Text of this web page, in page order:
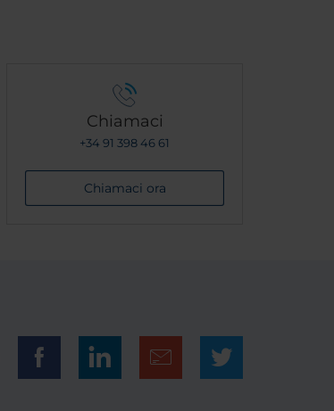
Chiamaci
+34 91 398 46 61
Chiamaci ora